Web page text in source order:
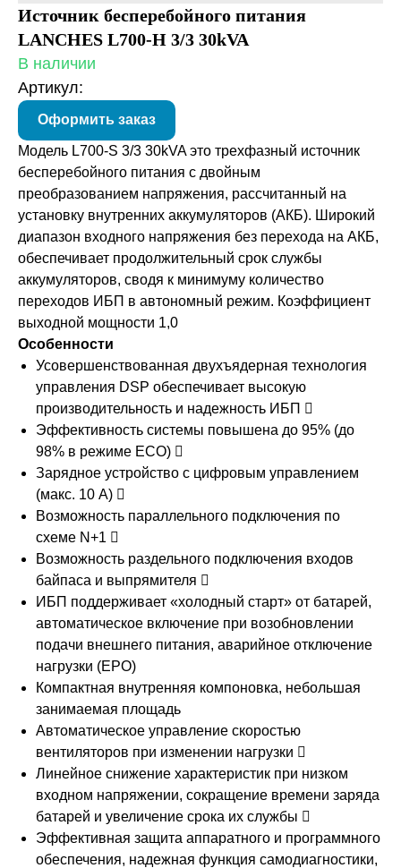
Источник бесперебойного питания
LANCHES L700-H 3/3 30kVA
В наличии
Артикул:
Оформить заказ
Модель L700-S 3/3 30kVA это трехфазный источник
бесперебойного питания с двойным
преобразованием напряжения, рассчитанный на
установку внутренних аккумуляторов (АКБ). Широкий
диапазон входного напряжения без перехода на АКБ,
обеспечивает продолжительный срок службы
аккумуляторов, сводя к минимуму количество
переходов ИБП в автономный режим. Коэффициент
выходной мощности 1,0
Особенности
Усовершенствованная двухъядерная технология
управления DSP обеспечивает высокую
производительность и надежность ИБП 
Эффективность системы повышена до 95% (до
98% в режиме ECO) 
Зарядное устройство с цифровым управлением
(макс. 10 А) 
Возможность параллельного подключения по
схеме N+1 
Возможность раздельного подключения входов
байпаса и выпрямителя 
ИБП поддерживает «холодный старт» от батарей,
автоматическое включение при возобновлении
подачи внешнего питания, аварийное отключение
нагрузки (EPO)
Компактная внутренняя компоновка, небольшая
занимаемая площадь
Автоматическое управление скоростью
вентиляторов при изменении нагрузки 
Линейное снижение характеристик при низком
входном напряжении, сокращение времени заряда
батарей и увеличение срока их службы 
Эффективная защита аппаратного и программного
обеспечения, надежная функция самодиагностики,